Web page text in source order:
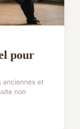
pour
anciennes et
non